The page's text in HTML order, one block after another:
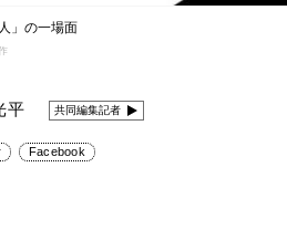
」の一場面
平 共同編集記者
Facebook